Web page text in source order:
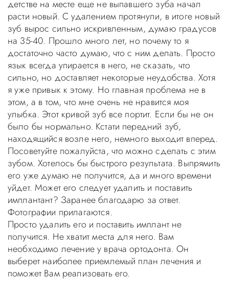
детстве на месте еще не выпавшего зуба начал
расти новый. С удалением протянули, в итоге новый
зуб вырос сильно искривленным, думаю градусов
на 35-40. Прошло много лет, но почему то я
достаточно часто думаю, что с ним делать. Просто
язык всегда упирается в него, не сказать, что
сильно, но доставляет некоторые неудобства. Хотя
я уже привык к этому. Но главная проблема не в
этом, а в том, что мне очень не нравится моя
улыбка. Этот кривой зуб все портит. Если бы не он
было бы нормально. Кстати передний зуб,
находящийся возле него, немного выходит вперед.
Посоветуйте пожалуйста, что можно сделать с этим
зубом. Хотелось бы быстрого результата. Выпрямить
его уже думаю не получится, да и много времени
уйдет. Может его следует удалить и поставить
имплантант? Заранее благодарю за ответ.
Фотографии прилагаются.
Просто удалить его и поставить имплант не
получится. Не хватит места для него. Вам
необходимо лечение у врача ортодонта. Он
выберет наиболее приемлемый план лечения и
поможет Вам реализовать его.